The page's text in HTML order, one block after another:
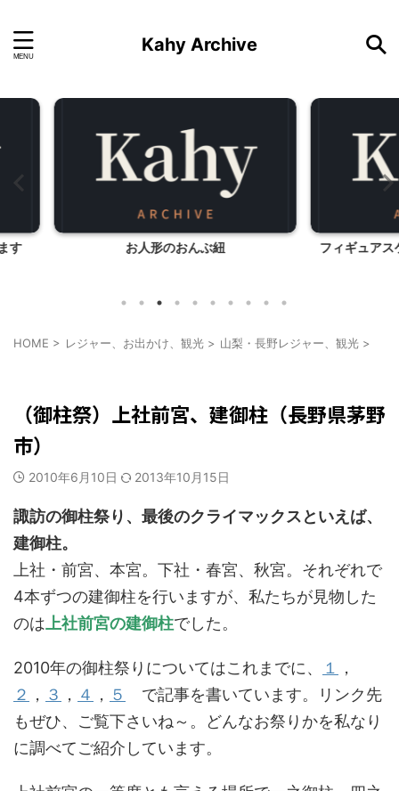
Kahy Archive
フィギュアスケート用きらきらグローブ
HOME > レジャー、お出かけ、観光 > 山梨・長野レジャー、観光 >
（御柱祭）上社前宮、建御柱（長野県茅野
市）
2010年6月10日 2013年10月15日
諏訪の御柱祭り、最後のクライマックスといえば、
建御柱。
上社・前宮、本宮。下社・春宮、秋宮。それぞれで
4本ずつの建御柱を行いますが、私たちが見物した
のは 上社前宮の建御柱でした。
2010年の御柱祭りについてはこれまでに、 １
，
２ ， ３ ， ４ ， ５
で記事を書いています。リンク先
もぜひ、ご覧下さいね～。どんなお祭りかを私なり
に調べてご紹介しています。